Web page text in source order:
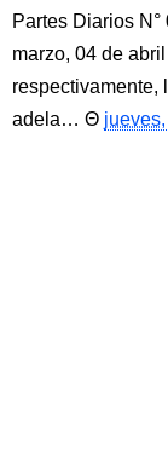
Partes Diarios
marzo, 04 de
respectivamente,
adela…